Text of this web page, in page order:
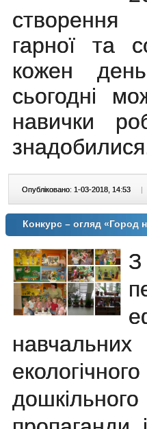
гарної та
кожен
сьогодні
навички
Опубліковано: 1-03-2018, 14:53 |
Конкурс – огляд «Город
навчальних